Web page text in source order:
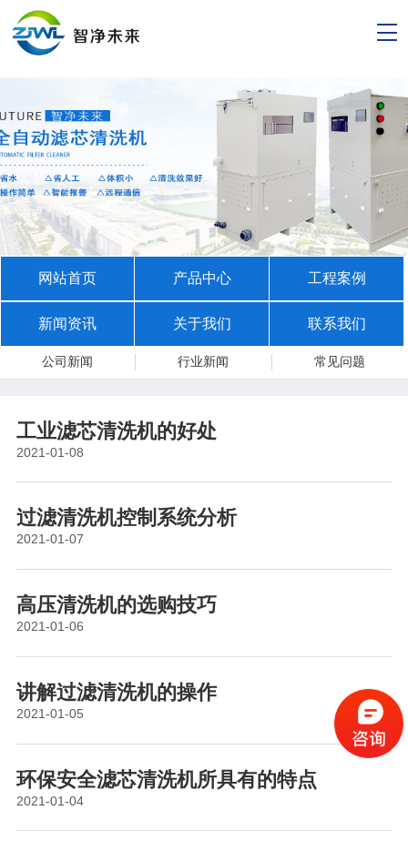
网站首页 产品中心 工程案例
新闻资讯 关于我们 联系我们
公司新闻 行业新闻 常见问题
工业滤芯清洗机的好处
2021-01-08
过滤清洗机控制系统分析
2021-01-07
高压清洗机的选购技巧
2021-01-06
讲解过滤清洗机的操作
2021-01-05
环保安全滤芯清洗机所具有的特点
2021-01-04